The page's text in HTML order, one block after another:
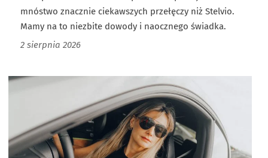
mnóstwo znacznie ciekawszych przełęczy niż Stelvio.
Mamy na to niezbite dowody i naocznego świadka.
2 sierpnia 2026